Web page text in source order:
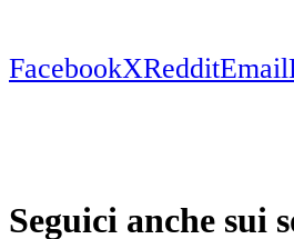
FacebookXRedditEmail
Seguici anche sui